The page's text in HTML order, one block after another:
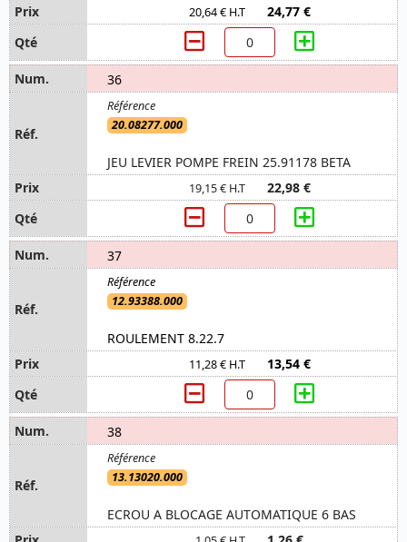
20,64 € H.T 24,77 €
36
20.08277.000
JEU LEVIER POMPE FREIN 25.91178 BETA
19,15 € H.T 22,98 €
37
12.93388.000
ROULEMENT 8.22.7
11,28 € H.T 13,54 €
38
13.13020.000
ECROU A BLOCAGE AUTOMATIQUE 6 BAS